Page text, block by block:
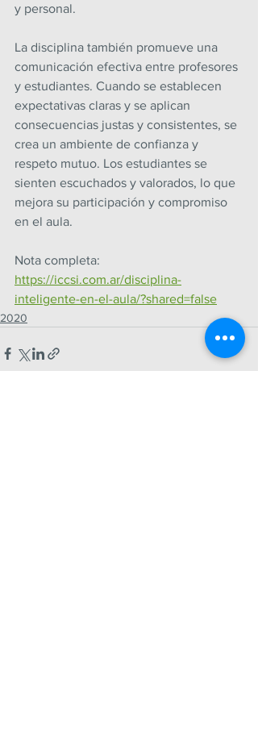
y personal.
La disciplina también promueve una
comunicación efectiva entre profesores
y estudiantes. Cuando se establecen
expectativas claras y se aplican
consecuencias justas y consistentes, se
crea un ambiente de confianza y
respeto mutuo. Los estudiantes se
sienten escuchados y valorados, lo que
mejora su participación y compromiso
en el aula.
Nota completa:
https://iccsi.com.ar/disciplina-
inteligente-en-el-aula/?shared=false
2020